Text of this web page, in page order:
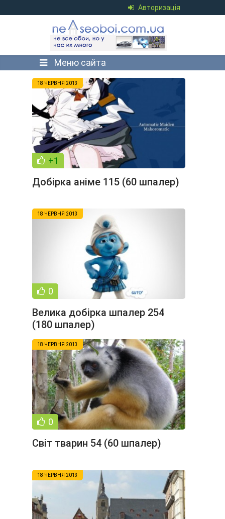
Авторизація
Меню сайта
18 ЧЕРВНЯ 2013
+1
Добірка аніме 115 (60 шпалер)
18 ЧЕРВНЯ 2013
0
Велика добірка шпалер 254
(180 шпалер)
18 ЧЕРВНЯ 2013
0
Світ тварин 54 (60 шпалер)
18 ЧЕРВНЯ 2013